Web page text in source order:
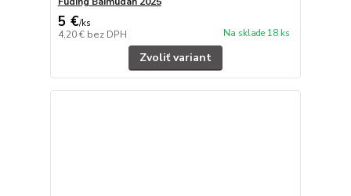
5 €/ks
4,20 € bez DPH Na sklade 18 ks
Zvoliť variant